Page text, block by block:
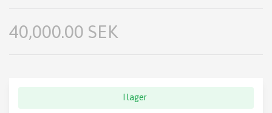
40,000.00 SEK
I lager